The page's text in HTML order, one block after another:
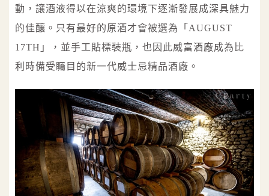
動，讓酒液得以在涼爽的環境下逐漸發展成深具魅力
的佳釀。只有最好的原酒才會被選為「AUGUST
17TH」，並手工貼標裝瓶，也因此威富酒廠成為比
利時備受矚目的新一代威士忌精品酒廠。